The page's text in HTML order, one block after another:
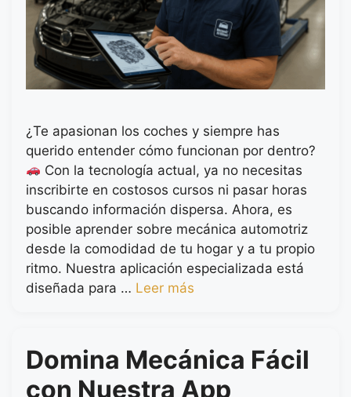
¿Te apasionan los coches y siempre has
querido entender cómo funcionan por dentro?
Con la tecnología actual, ya no necesitas
inscribirte en costosos cursos ni pasar horas
buscando información dispersa. Ahora, es
posible aprender sobre mecánica automotriz
desde la comodidad de tu hogar y a tu propio
ritmo. Nuestra aplicación especializada está
diseñada para … Leer más
Domina Mecánica Fácil
con Nuestra App